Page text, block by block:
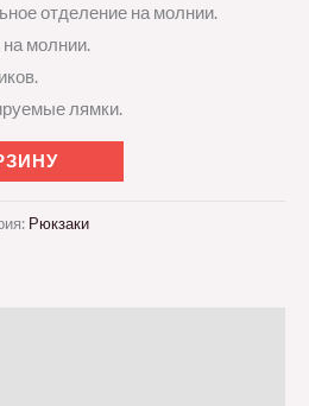
отделение на молнии.
молнии.
лямки.
Рюкзаки